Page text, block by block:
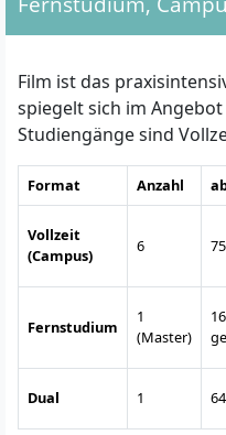
Film ist das
spiegelt sich im
Studiengänge sind
Format Anzahl
Vollzeit
(Campus)
6
Fernstudium
1
(Master)
Dual 1